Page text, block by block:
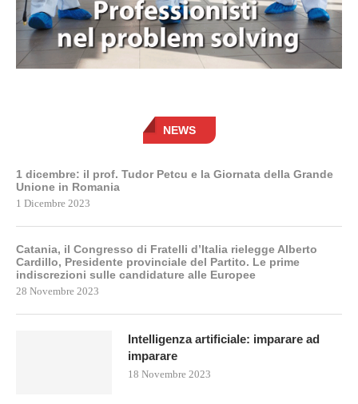
NEWS
1 dicembre: il prof. Tudor Petcu e la Giornata della Grande
Unione in Romania
1 Dicembre 2023
Catania, il Congresso di Fratelli d’Italia rielegge Alberto
Cardillo, Presidente provinciale del Partito. Le prime
indiscrezioni sulle candidature alle Europee
28 Novembre 2023
Intelligenza artificiale: imparare ad
imparare
18 Novembre 2023